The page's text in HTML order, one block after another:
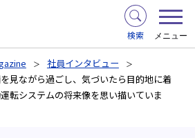
検索 メニュー
社員インタビュー
を見ながら過ごし、気づいたら目的地に着
転システムの将来像を思い描いていま